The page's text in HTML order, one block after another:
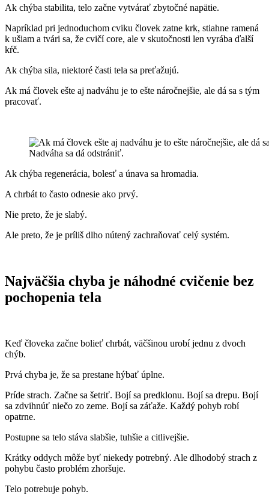
Ak chýba stabilita, telo začne vytvárať zbytočné napätie.
Napríklad pri jednoduchom cviku človek zatne krk, stiahne ramená
k ušiam a tvári sa, že cvičí core, ale v skutočnosti len vyrába ďalší
kŕč.
Ak chýba sila, niektoré časti tela sa preťažujú.
Ak má človek ešte aj nadváhu je to ešte náročnejšie, ale dá sa s tým
pracovať.
Nadváha sa dá odstrániť.
Ak chýba regenerácia, bolesť a únava sa hromadia.
A chrbát to často odnesie ako prvý.
Nie preto, že je slabý.
Ale preto, že je príliš dlho nútený zachraňovať celý systém.
Najväčšia chyba je náhodné cvičenie bez
pochopenia tela
Keď človeka začne bolieť chrbát, väčšinou urobí jednu z dvoch
chýb.
Prvá chyba je, že sa prestane hýbať úplne.
Príde strach. Začne sa šetriť. Bojí sa predklonu. Bojí sa drepu. Bojí
sa zdvihnúť niečo zo zeme. Bojí sa záťaže. Každý pohyb robí
opatrne.
Postupne sa telo stáva slabšie, tuhšie a citlivejšie.
Krátky oddych môže byť niekedy potrebný. Ale dlhodobý strach z
pohybu často problém zhoršuje.
Telo potrebuje pohyb.